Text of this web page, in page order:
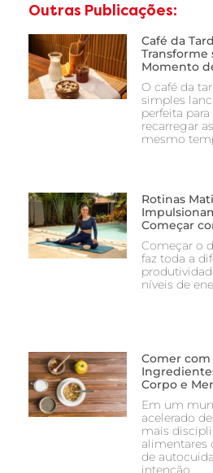
Outras Publicações:
Café da
Transforme
Momento
O café da
simples
perfeita para
recarregar
mesmo
Rotinas
Começar
Começar o
faz toda a
níveis de
Comer com
Corpo e
Em um
acelerado
mais
alimentares
de
intenção